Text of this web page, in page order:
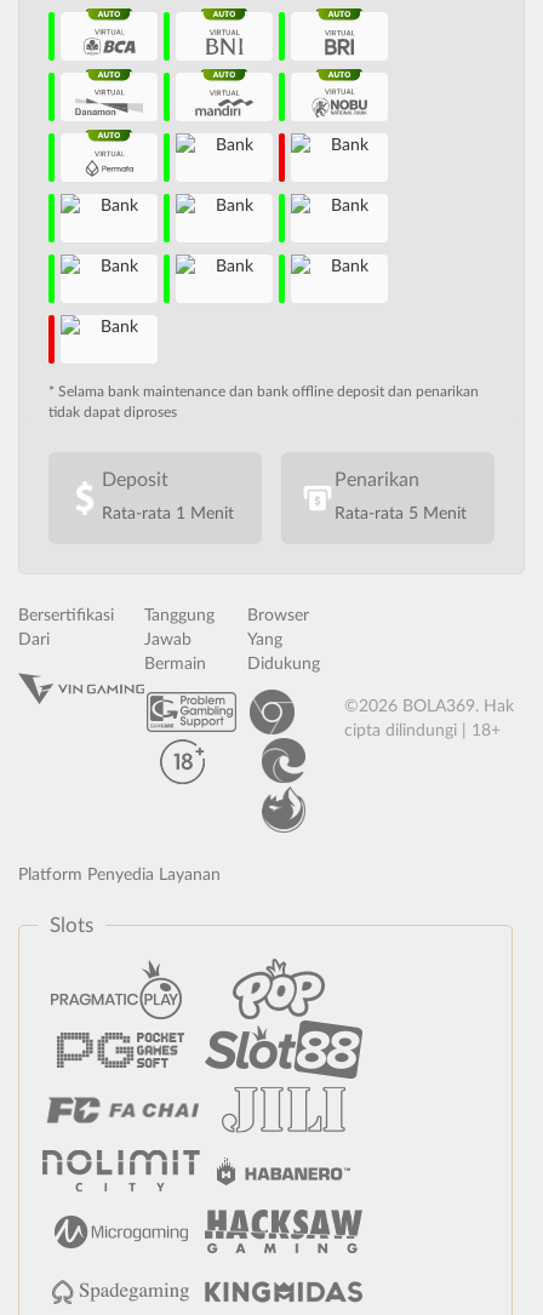
* Selama bank maintenance dan bank offline deposit dan penarikan
tidak dapat diproses
Deposit
Rata-rata 1 Menit
Penarikan
Rata-rata 5 Menit
Bersertifikasi
Dari
Tanggung
Jawab
Bermain
Browser
Yang
Didukung
©2026 BOLA369. Hak
cipta dilindungi | 18+
Platform Penyedia Layanan
Slots